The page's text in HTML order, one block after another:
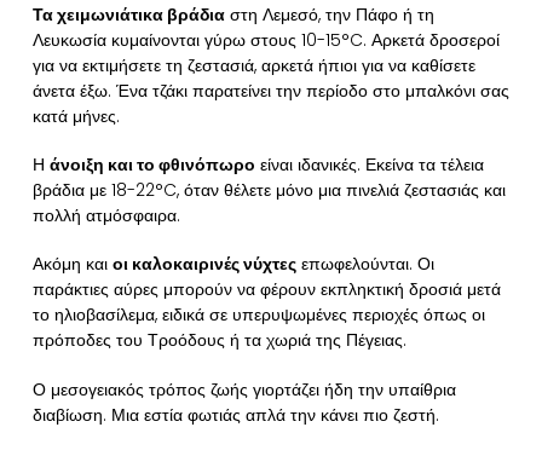
Τα χειμωνιάτικα βράδιαστη Λεμεσό, την Πάφο ή τη
Λευκωσία κυμαίνονται γύρω στους 10-15°C. Αρκετά δροσεροί
για να εκτιμήσετε τη ζεστασιά, αρκετά ήπιοι για να καθίσετε
άνετα έξω. Ένα τζάκι παρατείνει την περίοδο στο μπαλκόνι σας
κατά μήνες.
Η άνοιξη και το φθινόπωρο είναι ιδανικές. Εκείνα τα τέλεια
βράδια με 18-22°C, όταν θέλετε μόνο μια πινελιά ζεστασιάς και
πολλή ατμόσφαιρα.
Ακόμη και οι καλοκαιρινές νύχτεςεπωφελούνται. Οι
παράκτιες αύρες μπορούν να φέρουν εκπληκτική δροσιά μετά
το ηλιοβασίλεμα, ειδικά σε υπερυψωμένες περιοχές όπως οι
πρόποδες του Τροόδους ή τα χωριά της Πέγειας.
Ο μεσογειακός τρόπος ζωής γιορτάζει ήδη την υπαίθρια
διαβίωση. Μια εστία φωτιάς απλά την κάνει πιο ζεστή.